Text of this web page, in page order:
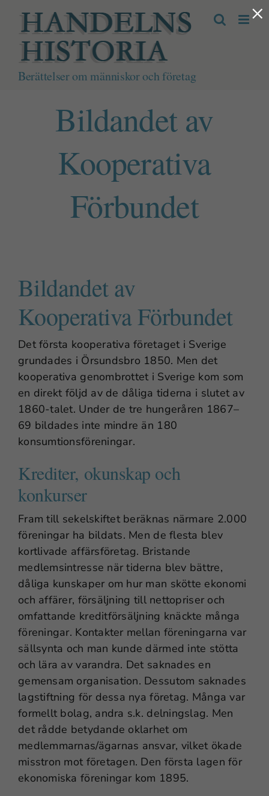
innehållet
Berättelser om människor och företag
Bildandet av
Kooperativa
Förbundet
Bildandet av
Kooperativa Förbundet
Det första kooperativa företaget i Sverige
grundades i Örsundsbro 1850. Men det
kooperativa genombrottet i Sverige kom som
en direkt följd av de dåliga tiderna i slutet av
1860-talet. Under de tre hungeråren 1867–
69 bildades inte mindre än 180
konsumtionsföreningar.
Krediter, okunskap och
konkurser
Fram till sekelskiftet beräknas närmare 2.000
föreningar ha bildats. Men de flesta blev
kortlivade affärsföretag. Bristande
medlemsintresse när tiderna blev bättre,
dåliga kunskaper om hur man skötte ekonomi
och affärer, försäljning till nettopriser och
omfattande kreditförsäljning knäckte många
föreningar. Kontakter mellan föreningarna var
sällsynta och man kunde därmed inte stötta
och lära av varandra. Det saknades en
gemensam organisation. Dessutom saknades
lagstiftning för dessa nya företag. Många var
formellt bolag, andra s.k. delningslag. Men
det rådde betydande oklarhet om
medlemmarnas/ägarnas ansvar, vilket ökade
misstron mot företagen. Den första lagen för
ekonomiska föreningar kom 1895.
×